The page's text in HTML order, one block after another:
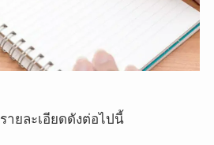
ายละเอียดดังต่อไปนี้